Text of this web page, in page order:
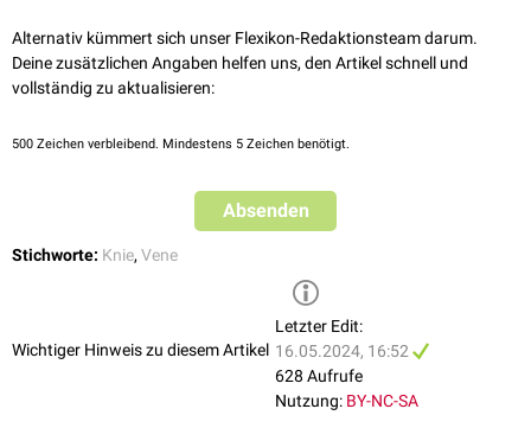
Alternativ kümmert sich unser Flexikon-Redaktionsteam darum.
Deine zusätzlichen Angaben helfen uns, den Artikel schnell und
vollständig zu aktualisieren:
500 Zeichen verbleibend. Mindestens 5 Zeichen benötigt.
Absenden
Stichworte: Knie, Vene
Wichtiger Hinweis zu diesem Artikel
Letzter Edit:
16.05.2024, 16:52
628 Aufrufe
Nutzung: BY-NC-SA